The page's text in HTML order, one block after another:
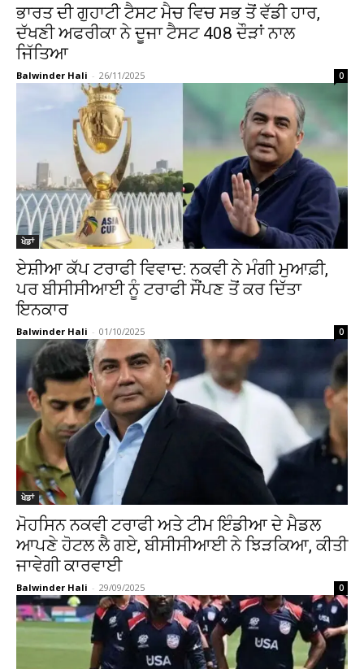
ਭਾਰਤ ਦੀ ਗੁਹਾਟੀ ਟੈਸਟ ਮੈਚ ਵਿਚ ਸਭ ਤੋਂ ਵੱਡੀ ਹਾਰ,
ਦੱਖਣੀ ਅਫਰੀਕਾ ਨੇ ਦੂਜਾ ਟੈਸਟ 408 ਦੌੜਾਂ ਨਾਲ
ਜਿੱਤਿਆ
Balwinder Hali - 26/11/2025 0
ਖੇਡਾਂ
ਏਸ਼ੀਆ ਕੱਪ ਟਰਾਫੀ ਵਿਵਾਦ: ਨਕਵੀ ਨੇ ਮੰਗੀ ਮੁਆਫ਼ੀ,
ਪਰ ਬੀਸੀਸੀਆਈ ਨੂੰ ਟਰਾਫੀ ਸੌਂਪਣ ਤੋਂ ਕਰ ਦਿੱਤਾ
ਇਨਕਾਰ
Balwinder Hali - 01/10/2025 0
ਖੇਡਾਂ
ਮੋਹਸਿਨ ਨਕਵੀ ਟਰਾਫੀ ਅਤੇ ਟੀਮ ਇੰਡੀਆ ਦੇ ਮੈਡਲ
ਆਪਣੇ ਹੋਟਲ ਲੈ ਗਏ, ਬੀਸੀਸੀਆਈ ਨੇ ਝਿੜਕਿਆ, ਕੀਤੀ
ਜਾਵੇਗੀ ਕਾਰਵਾਈ
Balwinder Hali - 29/09/2025 0